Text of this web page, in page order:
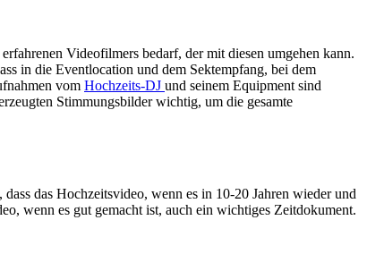
Videofilmers bedarf, der mit diesen umgehen kann.
in die Eventlocation und dem Sektempfang, bei dem
vom Hochzeits-DJ und seinem Equipment sind
Stimmungsbilder wichtig, um die gesamte
das Hochzeitsvideo, wenn es in 10-20 Jahren wieder und
wenn es gut gemacht ist, auch ein wichtiges Zeitdokument.